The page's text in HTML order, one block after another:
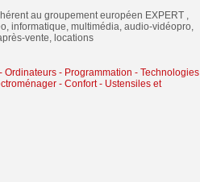
au groupement européen EXPERT ,
informatique, multimédia, audio-vidéopro,
vente, locations
Ordinateurs - Programmation - Technologies
- Confort - Ustensiles et